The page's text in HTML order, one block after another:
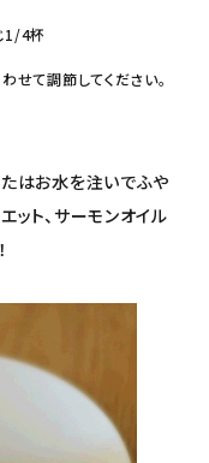
1/4杯
て調節してください。
はお水を注いでふや
ット、サーモンオイル